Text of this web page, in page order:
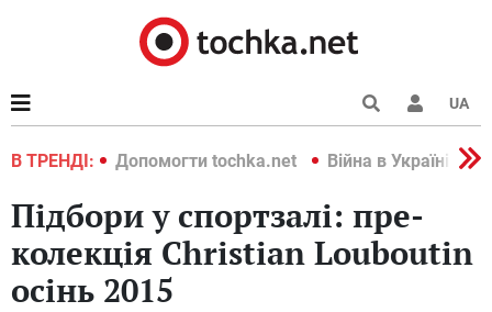
UA
В ТРЕНДІ:
2022 Допомогти tochka.net Війна в Україні 2022
Підбори у спортзалі: пре-
колекція Christian Louboutin
осінь 2015